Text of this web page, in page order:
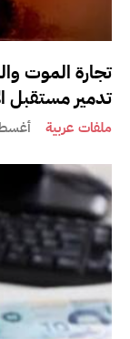
تجارة الموت
تدمير مستقبل
ملفات عربية أغسطس